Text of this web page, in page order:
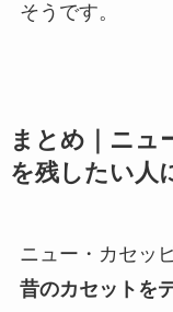
そうです。
まとめ｜ニュ
を残したい人
ニュー・カセッピ
昔のカセットを